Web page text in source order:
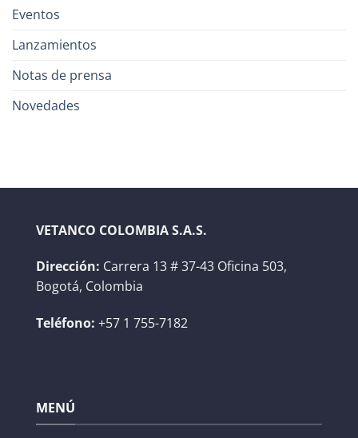
Eventos
Lanzamientos
Notas de prensa
Novedades
VETANCO COLOMBIA S.A.S.
Dirección: Carrera 13 # 37-43 Oficina 503,
Bogotá, Colombia
Teléfono: +57 1 755-7182
MENÚ